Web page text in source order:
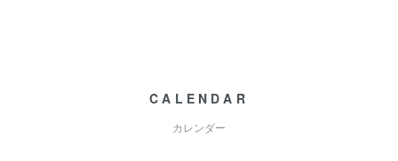
CALENDAR
カレンダー